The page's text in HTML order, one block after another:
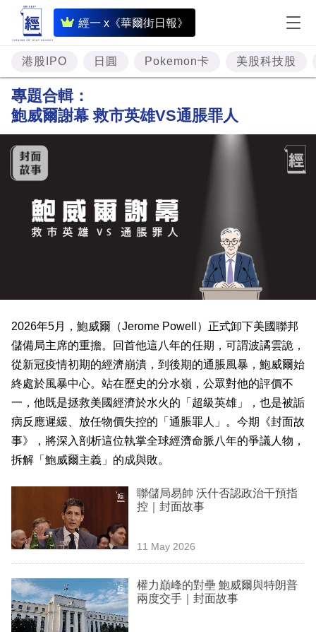
經一 x《華爾街日報》
即
時
財
經
專
樓
市
業
科
職
場
生
訂
閱
港股IPO 日圓 Pokemon卡 美股科技股
專題合輯：
鮑威爾謝幕 救市英雄VS通脹罪人
2026年5月，鮑威爾（Jerome Powell）正式卸下美國聯邦
儲備局主席的重擔。回首他這八年的任期，可謂波譎雲詭，
從新冠疫情初期的經濟崩潰，到後期的通脹風暴，鮑威爾始
終處於風暴中心。站在歷史的分水嶺，公眾對他的評價不
一，他既是拯救美國經濟於水火的「超級英雄」，也是被詬
病反應遲緩、放任物價失控的「通脹罪人」。今期《封面故
事》，將深入剖析這位執掌全球經濟命脈八年的爭議人物，
拆解「鮑威爾主義」的成與敗。
聯儲局易帥 沃什否認政治干預指
控｜封面故事
11 May 2026
權力巔峰的對壘 鮑威爾與特朗普
兩度交手｜封面故事